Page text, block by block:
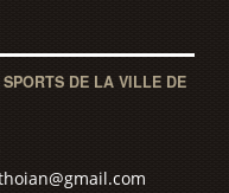
DE LA VILLE DE